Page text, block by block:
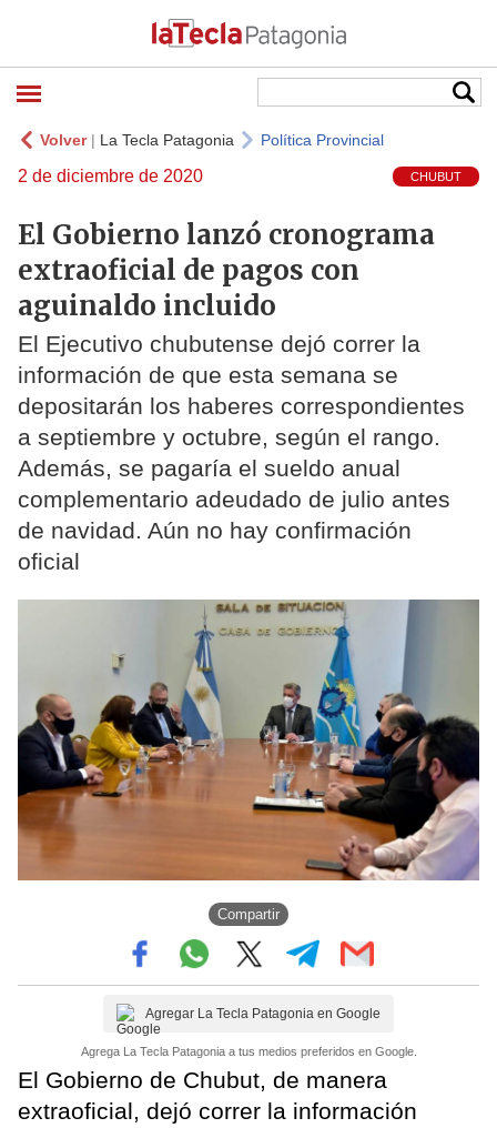
Volver| La Tecla Patagonia Política Provincial
2 de diciembre de 2020 CHUBUT
El Gobierno lanzó cronograma
extraoficial de pagos con
aguinaldo incluido
El Ejecutivo chubutense dejó correr la
información de que esta semana se
depositarán los haberes correspondientes
a septiembre y octubre, según el rango.
Además, se pagaría el sueldo anual
complementario adeudado de julio antes
de navidad. Aún no hay confirmación
oficial
Compartir
Agregar La Tecla Patagonia en Google
Agrega La Tecla Patagonia a tus medios preferidos en Google.
El Gobierno de Chubut, de manera
extraoficial, dejó correr la información